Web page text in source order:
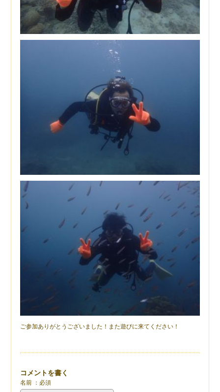
ご参加ありがとうございました！また遊びに来てください！
コメントを書く
名前 ：必須